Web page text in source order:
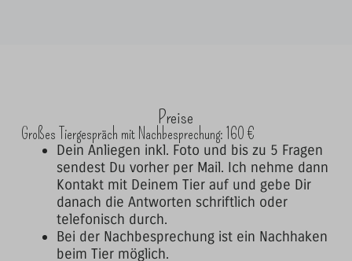
Preise
Großes Tiergespräch mit Nachbesprechung: 160 €
Dein Anliegen inkl. Foto und bis zu 5 Fragen
sendest Du vorher per Mail. Ich nehme dann
Kontakt mit Deinem Tier auf und gebe Dir
danach die Antworten schriftlich oder
telefonisch durch.
Bei der Nachbesprechung ist ein Nachhaken
beim Tier möglich.